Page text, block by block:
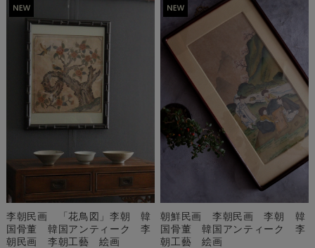
李朝民画 「花鳥図」李朝 韓
国骨董 韓国アンティーク 李
朝民画 李朝工藝 絵画
朝鮮民画 李朝民画 李朝 韓
国骨董 韓国アンティーク 李
朝工藝 絵画